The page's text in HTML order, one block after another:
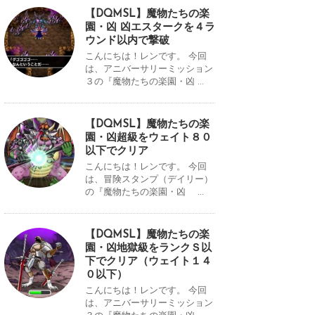
【DQMSL】魔物たちの楽
園・凶 凶エスタークを４ラ
ウンド以内で撃破
こんにちは！レンです。 今回
は、アニバーサリーミッション
３の『魔物たちの楽園・凶 ...
【DQMSL】魔物たちの楽
園・凶超級をウェイト８０
以下でクリア
こんにちは！レンです。 今回
は、冒険スタンプ（デイリー）
の『魔物たちの楽園・凶 ...
【DQMSL】魔物たちの楽
園・凶地獄級をランクＳ以
下でクリア（ウェイト１４
０以下）
こんにちは！レンです。 今回
は、アニバーサリーミッション